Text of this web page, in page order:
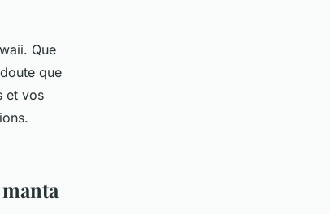
Que
que
et vos